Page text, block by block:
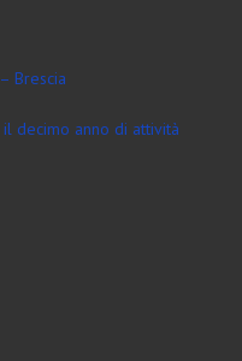
Brescia
decimo anno di attività